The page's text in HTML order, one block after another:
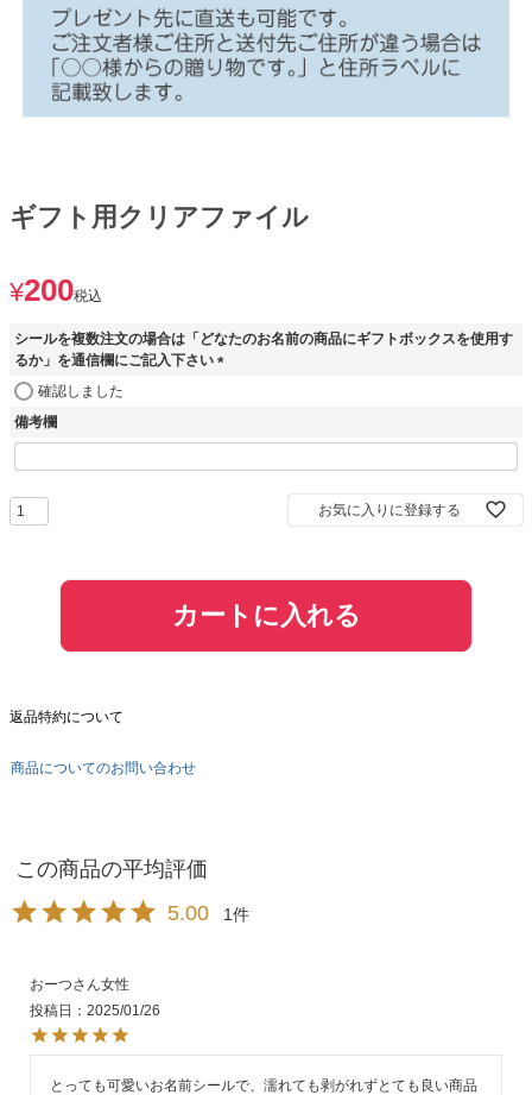
ギフト用クリアファイル
¥200税込
シールを複数注文の場合は「どなたのお名前の商品にギフトボックスを使用す
るか」を通信欄にご記入下さい
確認しました
備考欄
お気に入りに登録する
カートに入れる
返品特約について
商品についてのお問い合わせ
5.00 1
おーつ
女性
投稿日
2025/01/26
とっても可愛いお名前シールで、濡れても剥がれずとても良い商品